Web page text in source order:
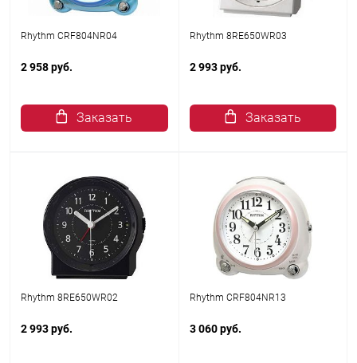
Rhythm CRF804NR04
2 958 руб.
Заказать
Rhythm 8RE650WR03
2 993 руб.
Заказать
Rhythm 8RE650WR02
2 993 руб.
Rhythm CRF804NR13
3 060 руб.